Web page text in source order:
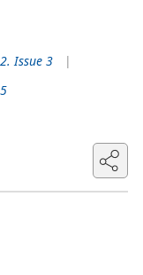
Issue 3